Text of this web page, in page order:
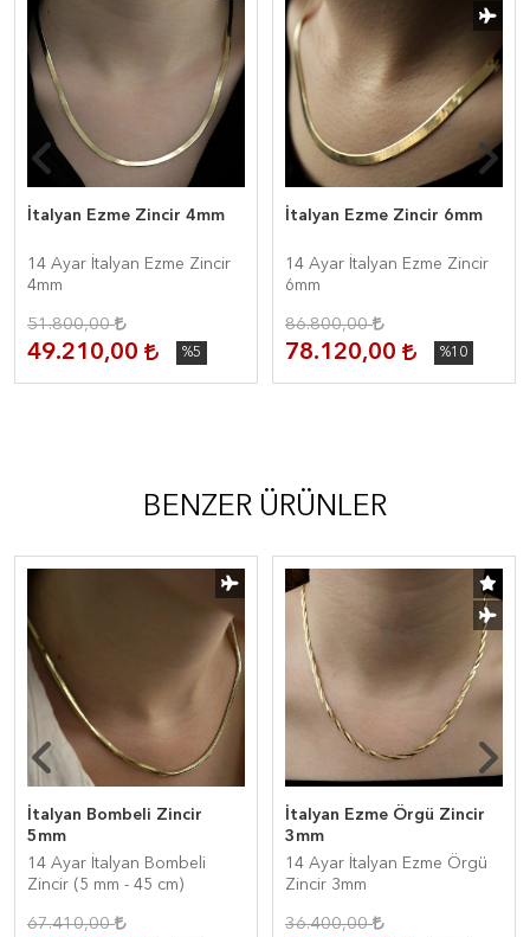
İtalyan Ezme Zincir 4mm
14 Ayar İtalyan Ezme Zincir
4mm
51.800,00
49.210,00 %5
İtalyan Ezme Zincir 6mm
14 Ayar İtalyan Ezme Zincir
6mm
86.800,00
78.120,00 %10
BENZER ÜRÜNLER
İtalyan Bombeli Zincir
5mm
14 Ayar İtalyan Bombeli
Zincir (5 mm - 45 cm)
67.410,00
İtalyan Ezme Örgü Zincir
3mm
14 Ayar İtalyan Ezme Örgü
Zincir 3mm
36.400,00